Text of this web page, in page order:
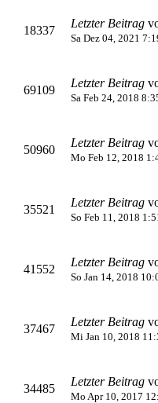
18337
Letzter Beitrag
Sa Dez 04, 2021
69109
Letzter Beitrag
Sa Feb 24, 2018
50960
Letzter Beitrag
Mo Feb 12, 2018
35521
Letzter Beitrag
So Feb 11, 2018
41552
Letzter Beitrag
So Jan 14, 2018
37467
Letzter Beitrag
Mi Jan 10, 2018
34485
Letzter Beitrag
Mo Apr 10, 2017